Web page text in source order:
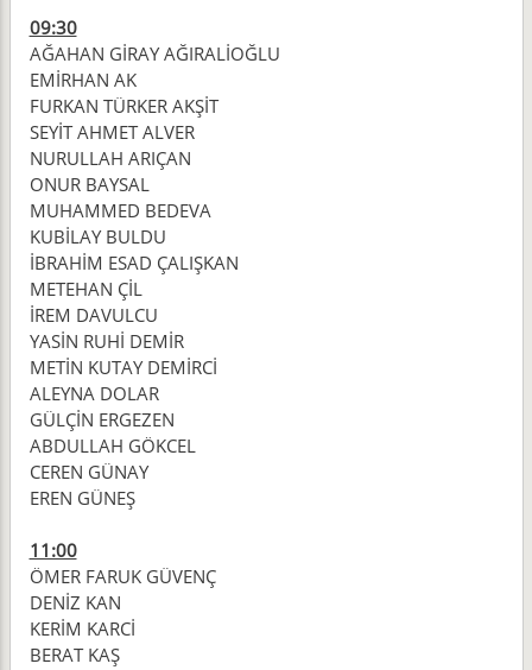
09:30
AĞAHAN GİRAY AĞIRALİOĞLU
EMİRHAN AK
FURKAN TÜRKER AKŞİT
SEYİT AHMET ALVER
NURULLAH ARIÇAN
ONUR BAYSAL
MUHAMMED BEDEVA
KUBİLAY BULDU
İBRAHİM ESAD ÇALIŞKAN
METEHAN ÇİL
İREM DAVULCU
YASİN RUHİ DEMİR
METİN KUTAY DEMİRCİ
ALEYNA DOLAR
GÜLÇİN ERGEZEN
ABDULLAH GÖKCEL
CEREN GÜNAY
EREN GÜNEŞ
11:00
ÖMER FARUK GÜVENÇ
DENİZ KAN
KERİM KARCİ
BERAT KAŞ